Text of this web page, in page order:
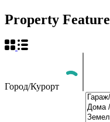
Property Feature
Город/Курорт